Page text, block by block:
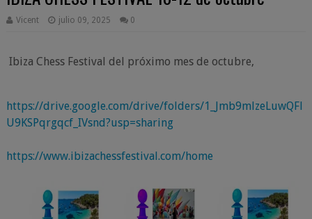
Vicent julio 09, 2025 0
Ibiza Chess Festival del próximo mes de octubre,
https://drive.google.com/drive/folders/1_Jmb9mlzeLuwQFl
U9KSPqrgqcf_IVsnd?usp=sharing
https://www.ibizachessfestival.com/home